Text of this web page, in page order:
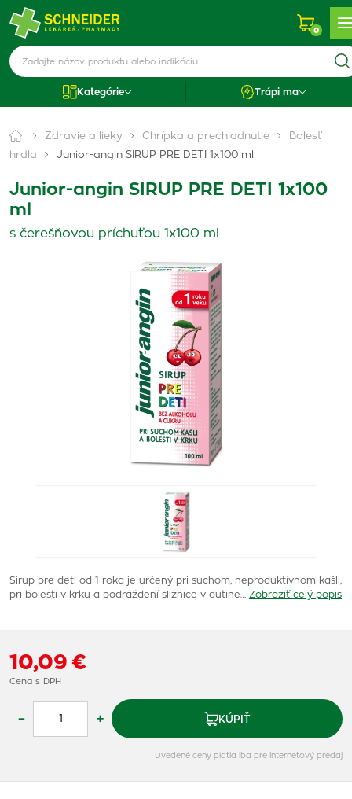
0
Kategórie Trápi ma
Zdravie a lieky Chrípka a prechladnutie
Bolesť
hrdla
Junior-angin SIRUP PRE DETI 1x100 ml
Junior-angin SIRUP PRE DETI 1x100
ml
s čerešňovou príchuťou 1x100 ml
Sirup pre deti od 1 roka je určený pri suchom, neproduktívnom kašli,
pri bolesti v krku a podráždení sliznice v dutine…
Zobraziť celý popis
10,09 €
Cena s DPH
– + KÚPIŤ
Uvedené ceny platia iba pre internetový predaj